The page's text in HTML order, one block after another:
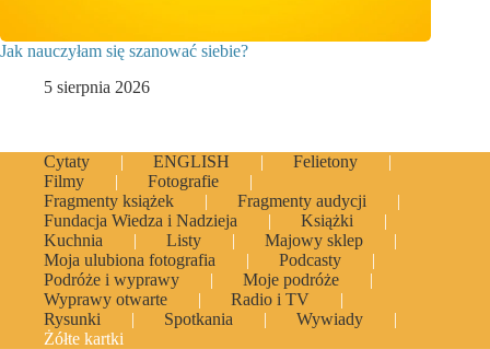
Jak nauczyłam się szanować siebie?
5 sierpnia 2026
Cytaty ENGLISH
Felietony
Filmy
Fotografie
Fragmenty książek
Fragmenty audycji
Fundacja Wiedza i Nadzieja
Książki
Kuchnia
Listy
Majowy sklep
Moja ulubiona fotografia
Podcasty
Podróże i wyprawy
Moje podróże
Wyprawy otwarte
Radio i TV
Rysunki
Spotkania
Wywiady
Żółte kartki